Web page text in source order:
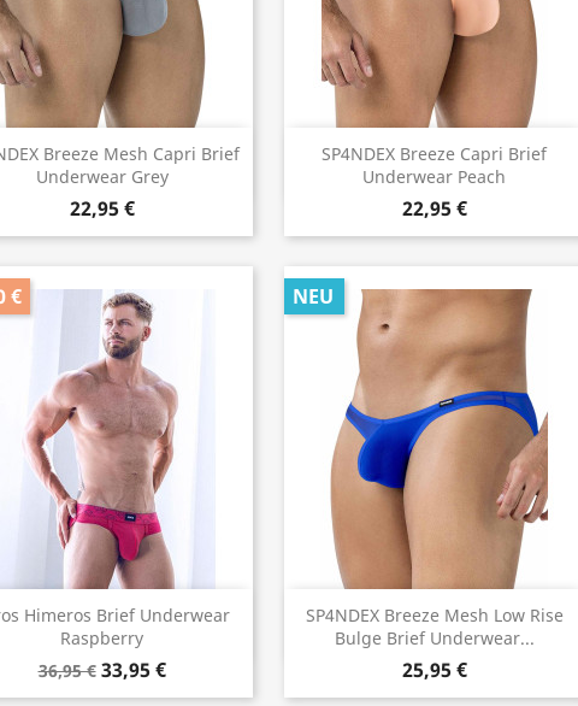
Breeze Mesh Capri Brief
Underwear Grey
22,95 €
Vorschau
SP4NDEX Breeze Capri Brief
Underwear Peach
22,95 €
Vorschau
Himeros Brief Underwear
Raspberry
36,95 € 33,95 €
€
Vorschau
SP4NDEX Breeze Mesh Low Rise
Bulge Brief Underwear...
25,95 €
NEU
Vorschau